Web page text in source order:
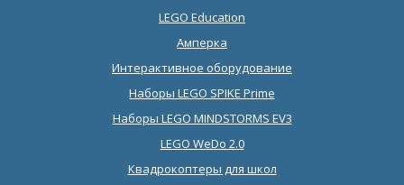
LEGO Education
Амперка
Интерактивное оборудование
Наборы LEGO SPIKE Prime
Наборы LEGO MINDSTORMS EV3
LEGO WeDo 2.0
Квадрокоптеры для школ